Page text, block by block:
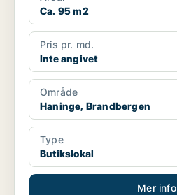
Ca. 95 m2
Pris pr. md.
Inte angivet
Område
Haninge, Brandbergen
Type
Butikslokal
Mer info